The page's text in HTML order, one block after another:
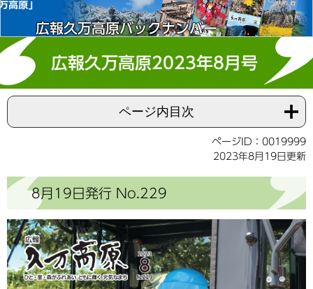
広報久万高原バックナンバー
広報久万高原2023年8月号
ページ内目次
ページID：0019999
2023年8月19日更新
8月19日発行 No.229